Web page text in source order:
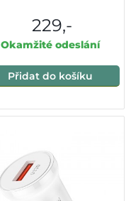
229,-
Okamžité odeslání
Přidat do košíku